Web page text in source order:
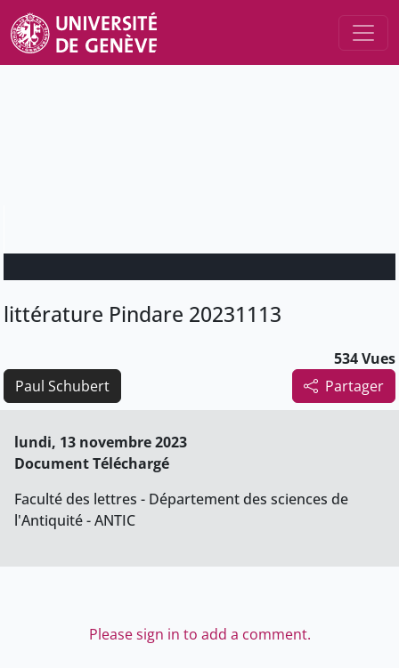
littérature Pindare 20231113
534 Vues
Partager
Paul Schubert
lundi, 13 novembre 2023
Document Téléchargé
Faculté des lettres - Département des sciences de
l'Antiquité - ANTIC
Please sign in to add a comment.